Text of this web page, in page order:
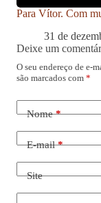
Para Vítor. Com
31 de
Deixe um
O seu endereço de e-
são marcados com *
Nome*
E-mail*
Site